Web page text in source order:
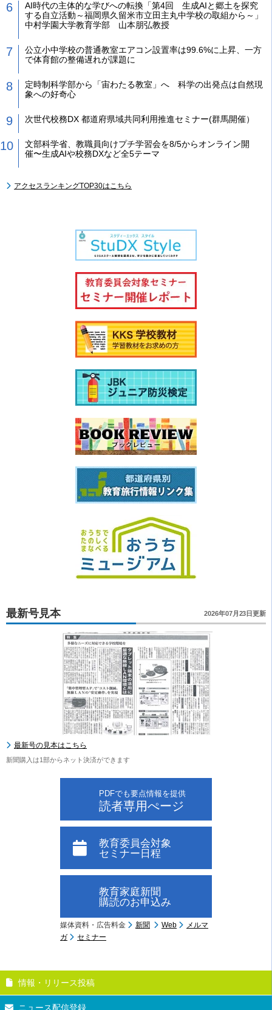
AI時代の主体的な学びへの転換「第4回 生成AIと郷土を探究
する自立活動～福岡県久留米市立田主丸中学校の取組から～」
中村学園大学教育学部 山本朋弘教授
公立小中学校の普通教室エアコン設置率は99.6%に上昇、一方
で体育館の整備遅れが課題に
定時制科学部から「宙わたる教室」へ 科学の出発点は自然現
象への好奇心
次世代校務DX 都道府県域共同利用推進セミナー(群馬開催）
文部科学省、教職員向けプチ学習会を8/5からオンライン開
催〜生成AIや校務DXなど全5テーマ
アクセスランキングTOP30はこちら
最新号見本 2026年07月23日更新
最新号の見本はこちら
新聞購入は1部からネット決済ができます
PDFでも要点情報を提供
読者専用ぺージ
教育委員会対象
セミナー日程
教育家庭新聞
購読のお申込み
媒体資料・広告料金 新聞 Web
メルマ
ガ
セミナー
情報・リリース投稿
ニュース配信登録